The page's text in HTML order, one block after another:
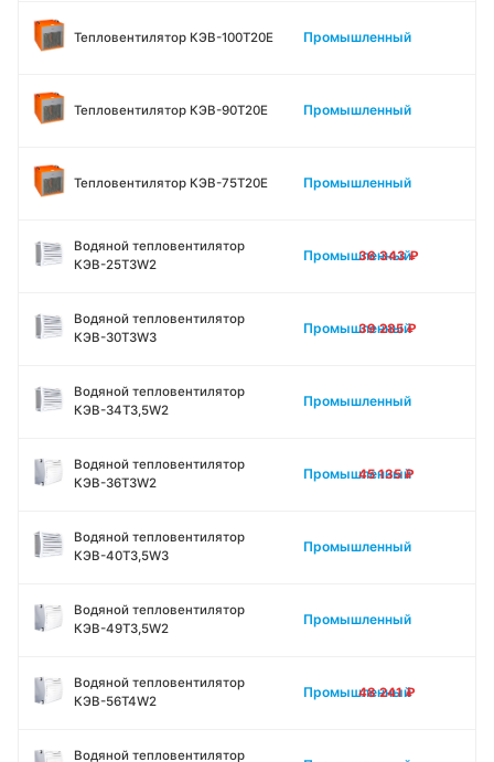
Тепловентилятор КЭВ-100Т20Е Промышленный
Тепловентилятор КЭВ-90Т20Е Промышленный
Тепловентилятор КЭВ-75Т20Е Промышленный
Водяной тепловентилятор
КЭВ-25Т3W2
Промышленный
36 343₽
Водяной тепловентилятор
КЭВ-30Т3W3
Промышленный
39 285₽
Водяной тепловентилятор
КЭВ-34Т3,5W2
Промышленный
Водяной тепловентилятор
КЭВ-36Т3W2
Промышленный
45 135₽
Водяной тепловентилятор
КЭВ-40Т3,5W3
Промышленный
Водяной тепловентилятор
КЭВ-49Т3,5W2
Промышленный
Водяной тепловентилятор
КЭВ-56Т4W2
Промышленный
48 241₽
Водяной тепловентилятор